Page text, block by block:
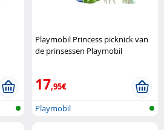
Playmobil Princess picknick van
de prinsessen Playmobil
17,95€
Playmobil